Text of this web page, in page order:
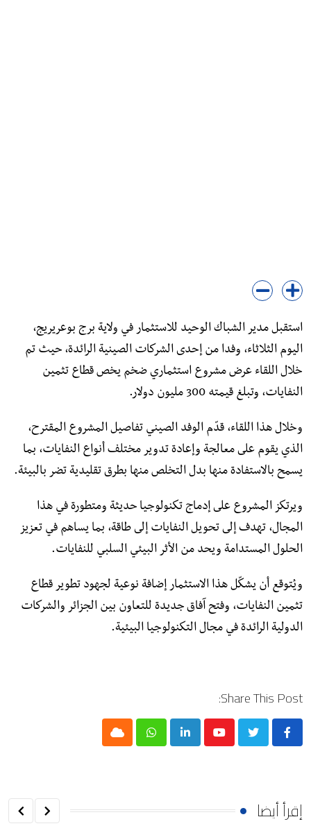
استقبل مدير الشباك الوحيد للاستثمار في ولاية برج بوعريريج،
اليوم الثلاثاء، وفدا من إحدى الشركات الصينية الرائدة، حيث تم
خلال اللقاء عرض مشروع استثماري ضخم يخص قطاع تثمين
النفايات، وتبلغ قيمته 300 مليون دولار.
وخلال هذا اللقاء، قدّم الوفد الصيني تفاصيل المشروع المقترح،
الذي يقوم على معالجة وإعادة تدوير مختلف أنواع النفايات، بما
يسمح بالاستفادة منها بدل التخلص منها بطرق تقليدية تضر بالبيئة.
ويرتكز المشروع على إدماج تكنولوجيا حديثة ومتطورة في هذا
المجال، تهدف إلى تحويل النفايات إلى طاقة، بما يساهم في تعزيز
الحلول المستدامة ويحد من الأثر البيئي السلبي للنفايات.
ويُتوقع أن يشكّل هذا الاستثمار إضافة نوعية لجهود تطوير قطاع
تثمين النفايات، وفتح آفاق جديدة للتعاون بين الجزائر والشركات
الدولية الرائدة في مجال التكنولوجيا البيئية.
Share This Post:
Youtube
LinkedIn
Whatsapp
Cloud
إقرأ أيضا